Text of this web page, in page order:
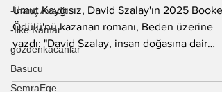
-İnanç Avadit
-İlke Kamar
gozdenkacanlar
Basucu
SemraEge
şiir bedene tam gelebilsin diye
Umut Kaygısız, David Szalay'ın 2025 Booker
Ödülü'nü kazanan romanı, Beden üzerine
yazdı: "David Szalay, insan doğasına dair
derin izler bırakan bu romanında, dile